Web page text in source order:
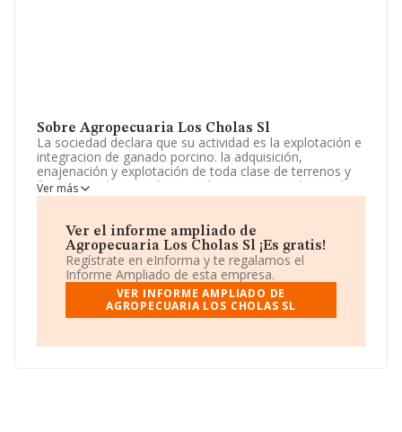
Sobre Agropecuaria Los Cholas Sl
La sociedad declara que su actividad es la explotación e
integracion de ganado porcino. la adquisición,
enajenación y explotación de toda clase de terrenos y
fincas, su urbanización, parcelacion y reparcelacion, la
promoción, construcción, rehabilitacion y mej. La
actividad CNAE es 'Explotación de ganado porcino' con
código 0146. La empresa no tiene actividad en
mercados exteriores.
Para llamar las oficinas se puede hacer a través del
número 968152944.
B30778971, está situada en Carretera Cartagena Km
Ver más
Ver el informe ampliado de
Agropecuaria Los Cholas Sl ¡Es gratis!
Regístrate en eInforma y te regalamos el
Informe Ampliado de esta empresa.
VER INFORME AMPLIADO DE
AGROPECUARIA LOS CHOLAS SL